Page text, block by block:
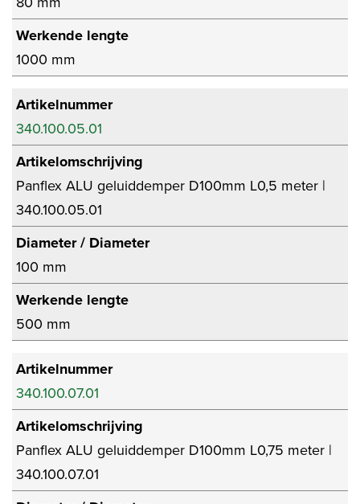
Werkende lengte
1000 mm
Artikelnummer
340.100.05.01
Artikelomschrijving
Panflex ALU geluiddemper D100mm L0,5 meter |
340.100.05.01
Diameter / Diameter
100 mm
Werkende lengte
500 mm
Artikelnummer
340.100.07.01
Artikelomschrijving
Panflex ALU geluiddemper D100mm L0,75 meter |
340.100.07.01